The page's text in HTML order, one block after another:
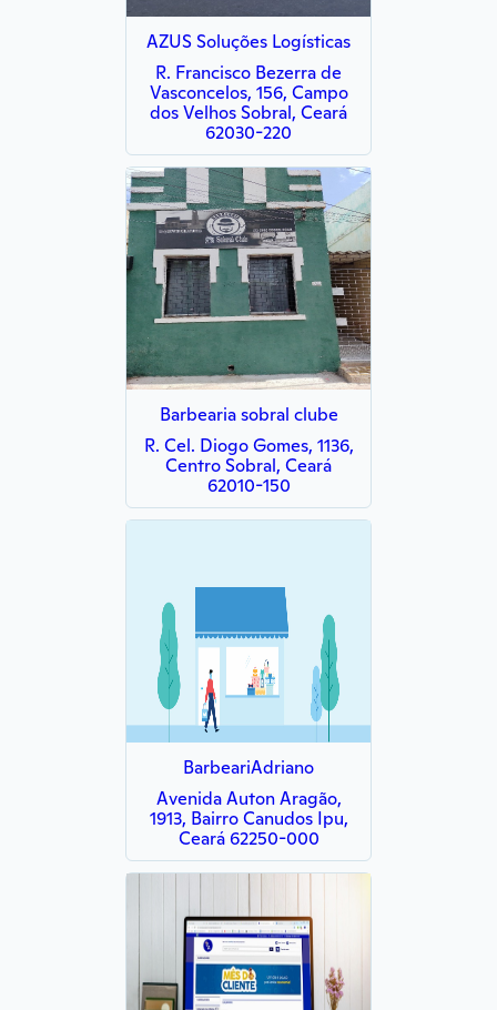
AZUS Soluções Logísticas
R. Francisco Bezerra de
Vasconcelos, 156, Campo
dos Velhos Sobral, Ceará
62030-220
Barbearia sobral clube
R. Cel. Diogo Gomes, 1136,
Centro Sobral, Ceará
62010-150
BarbeariAdriano
Avenida Auton Aragão,
1913, Bairro Canudos Ipu,
Ceará 62250-000